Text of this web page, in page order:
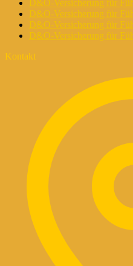
D&O-Versicherung für
D&O-Versicherung für
D&O-Versicherung für
D&O-Versicherung für
Kontakt